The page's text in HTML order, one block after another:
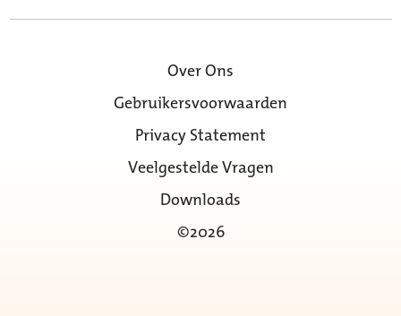
Over Ons
Gebruikersvoorwaarden
Privacy Statement
Veelgestelde Vragen
Downloads
©2026